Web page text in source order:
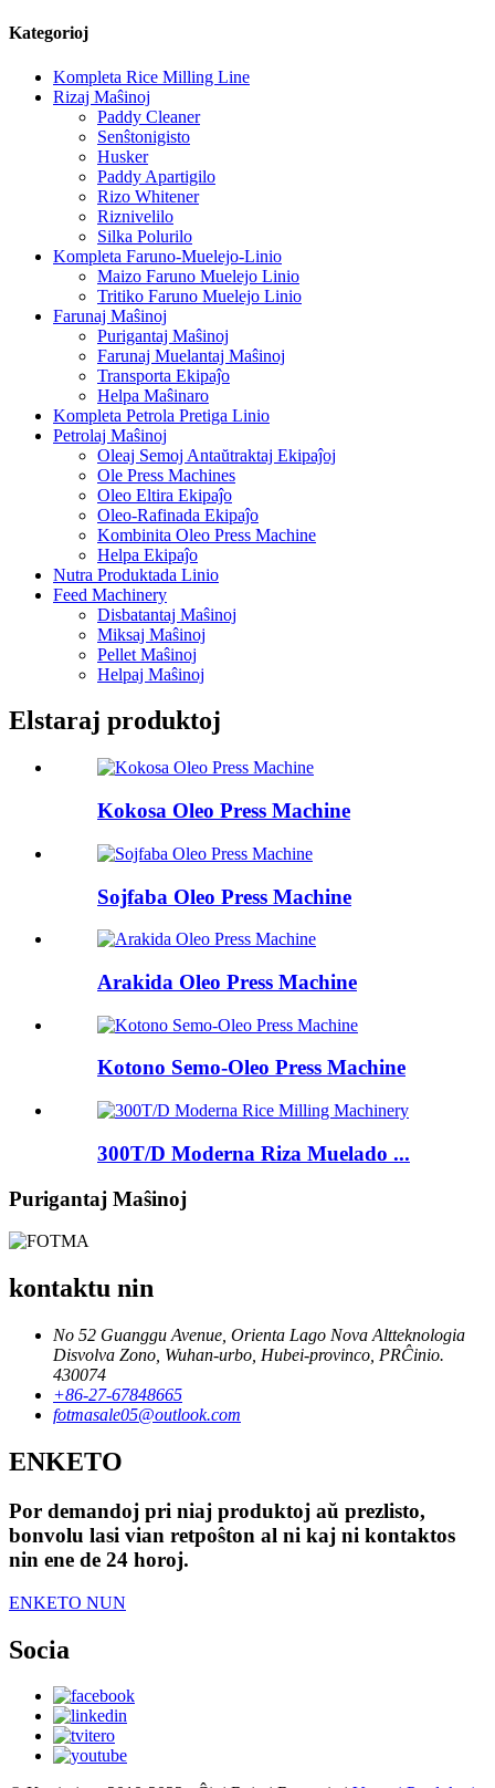
Kategorioj
Kompleta Rice Milling Line
Rizaj Maŝinoj
Paddy Cleaner
Senŝtonigisto
Husker
Paddy Apartigilo
Rizo Whitener
Riznivelilo
Silka Polurilo
Kompleta Faruno-Muelejo-Linio
Maizo Faruno Muelejo Linio
Tritiko Faruno Muelejo Linio
Farunaj Maŝinoj
Purigantaj Maŝinoj
Farunaj Muelantaj Maŝinoj
Transporta Ekipaĵo
Helpa Maŝinaro
Kompleta Petrola Pretiga Linio
Petrolaj Maŝinoj
Oleaj Semoj Antaŭtraktaj Ekipaĵoj
Ole Press Machines
Oleo Eltira Ekipaĵo
Oleo-Rafinada Ekipaĵo
Kombinita Oleo Press Machine
Helpa Ekipaĵo
Nutra Produktada Linio
Feed Machinery
Disbatantaj Maŝinoj
Miksaj Maŝinoj
Pellet Maŝinoj
Helpaj Maŝinoj
Elstaraj produktoj
Kokosa Oleo Press Machine
Sojfaba Oleo Press Machine
Arakida Oleo Press Machine
Kotono Semo-Oleo Press Machine
300T/D Moderna Riza Muelado ...
Purigantaj Maŝinoj
kontaktu nin
No 52 Guanggu Avenue, Orienta Lago Nova Altteknologia
Disvolva Zono, Wuhan-urbo, Hubei-provinco, PRĈinio.
430074
+86-27-67848665
fotmasale05@outlook.com
ENKETO
Por demandoj pri niaj produktoj aŭ prezlisto,
bonvolu lasi vian retpoŝton al ni kaj ni kontaktos
nin ene de 24 horoj.
ENKETO NUN
Socia